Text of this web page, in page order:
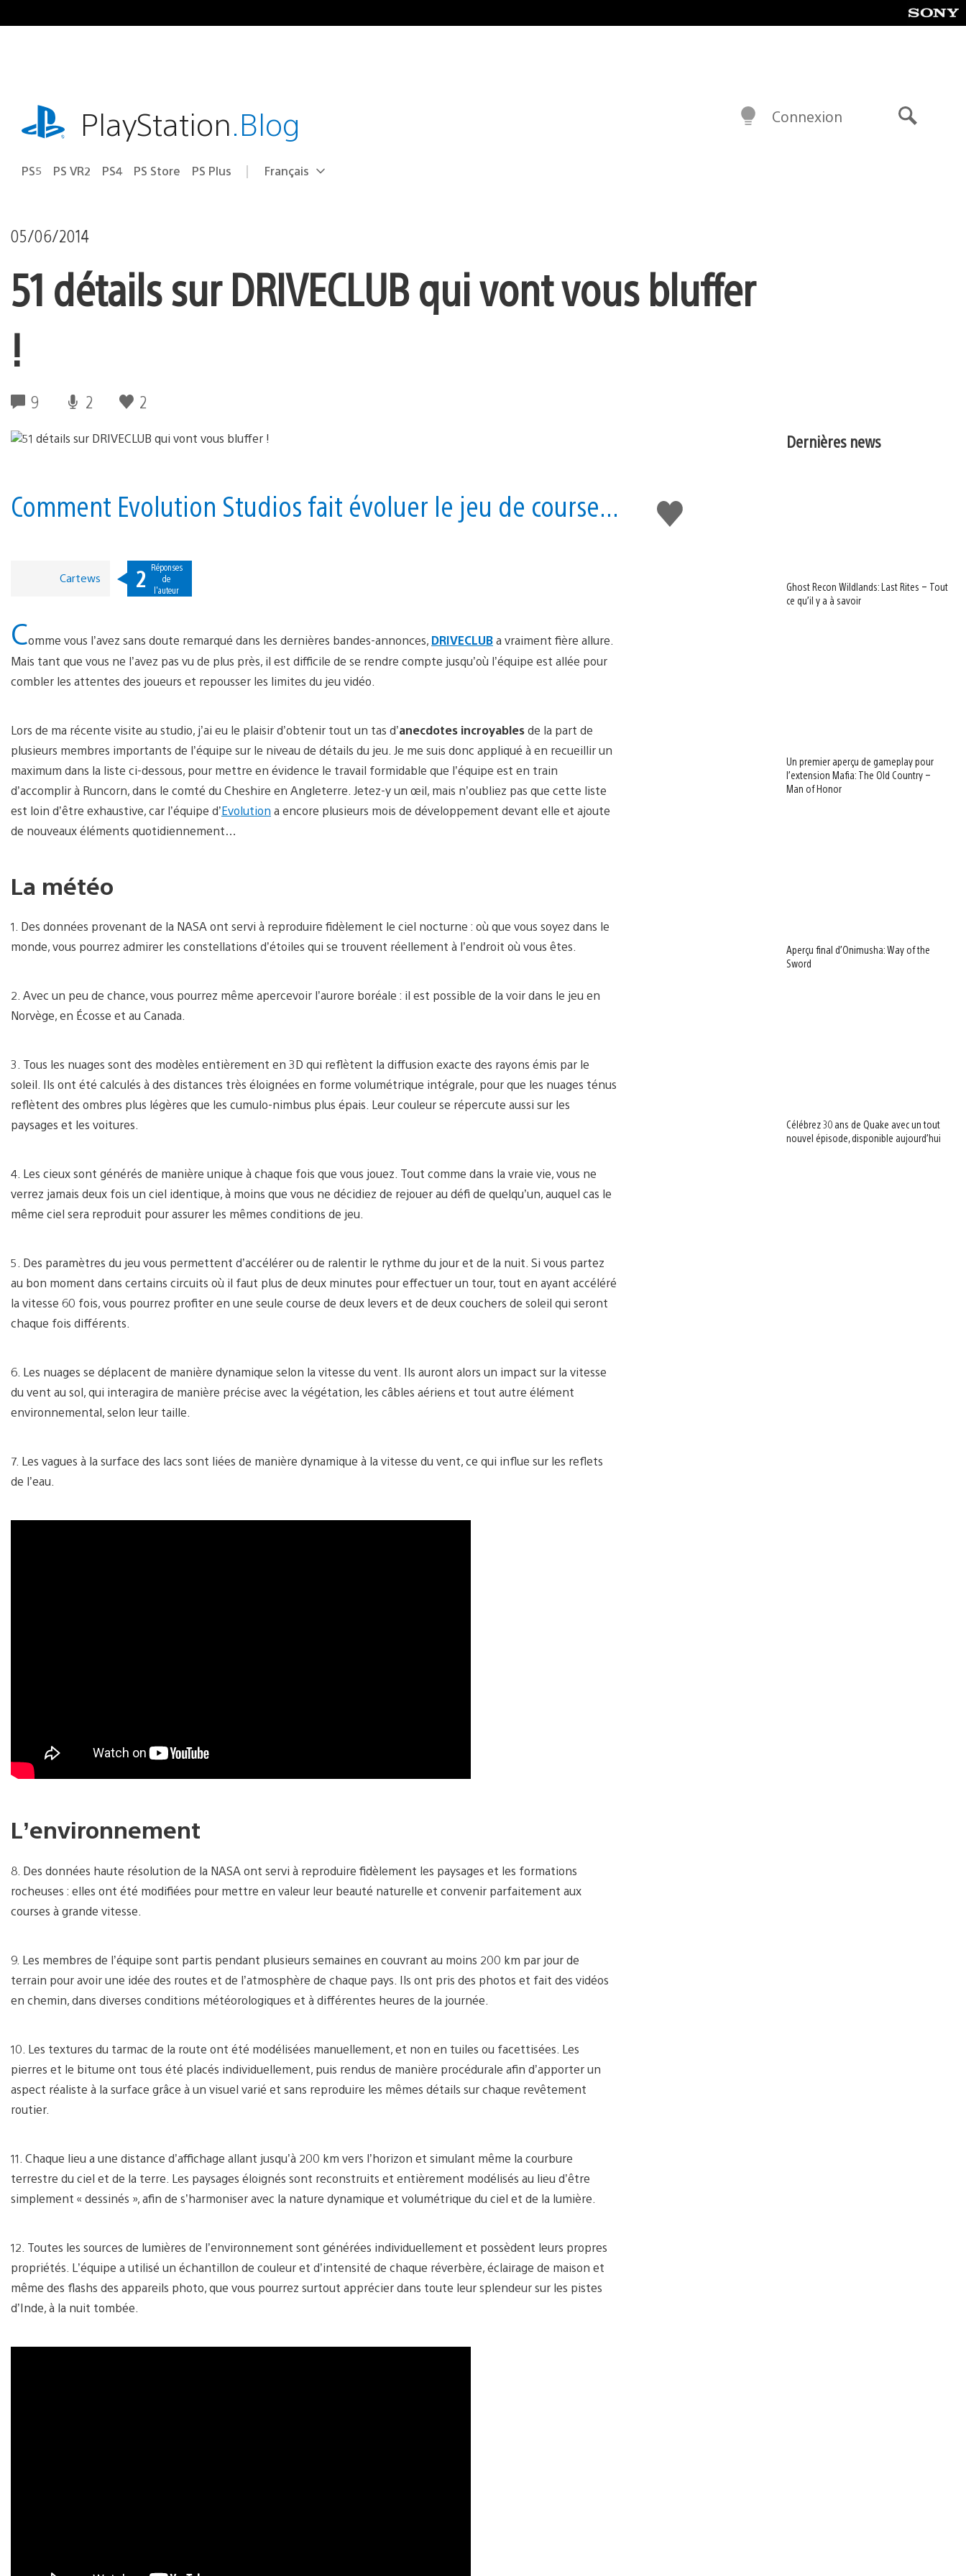
au
playstation.comPlayStation.Blog
PS5 PS VR2 PS4 PS Store PS Plus Choisir
Région
Français
Connexion
05/06/2014
51 détails sur DRIVECLUB qui vont vous bluffer
!
9 2 2
J'aime
Comment Evolution Studios fait évoluer le jeu de course...
Cartews 2 Réponses
de
l'auteur
Comme vous l’avez sans doute remarqué dans les dernières bandes-annonces, DRIVECLUBa vraiment fière allure.
Mais tant que vous ne l’avez pas vu de plus près, il est difficile de se rendre compte jusqu’où l’équipe est allée pour
combler les attentes des joueurs et repousser les limites du jeu vidéo.
Lors de ma récente visite au studio, j’ai eu le plaisir d’obtenir tout un tas d’anecdotes incroyablesde la part de
plusieurs membres importants de l’équipe sur le niveau de détails du jeu. Je me suis donc appliqué à en recueillir un
maximum dans la liste ci-dessous, pour mettre en évidence le travail formidable que l’équipe est en train
d’accomplir à Runcorn, dans le comté du Cheshire en Angleterre. Jetez-y un œil, mais n’oubliez pas que cette liste
est loin d’être exhaustive, car l’équipe d’Evolution a encore plusieurs mois de développement devant elle et ajoute
de nouveaux éléments quotidiennement…
La météo
1. Des données provenant de la NASA ont servi à reproduire fidèlement le ciel nocturne : où que vous soyez dans le
monde, vous pourrez admirer les constellations d’étoiles qui se trouvent réellement à l’endroit où vous êtes.
2. Avec un peu de chance, vous pourrez même apercevoir l’aurore boréale : il est possible de la voir dans le jeu en
Norvège, en Écosse et au Canada.
3. Tous les nuages sont des modèles entièrement en 3D qui reflètent la diffusion exacte des rayons émis par le
soleil. Ils ont été calculés à des distances très éloignées en forme volumétrique intégrale, pour que les nuages ténus
reflètent des ombres plus légères que les cumulo-nimbus plus épais. Leur couleur se répercute aussi sur les
paysages et les voitures.
4. Les cieux sont générés de manière unique à chaque fois que vous jouez. Tout comme dans la vraie vie, vous ne
verrez jamais deux fois un ciel identique, à moins que vous ne décidiez de rejouer au défi de quelqu’un, auquel cas le
même ciel sera reproduit pour assurer les mêmes conditions de jeu.
5. Des paramètres du jeu vous permettent d’accélérer ou de ralentir le rythme du jour et de la nuit. Si vous partez
au bon moment dans certains circuits où il faut plus de deux minutes pour effectuer un tour, tout en ayant accéléré
la vitesse 60 fois, vous pourrez profiter en une seule course de deux levers et de deux couchers de soleil qui seront
chaque fois différents.
6. Les nuages se déplacent de manière dynamique selon la vitesse du vent. Ils auront alors un impact sur la vitesse
du vent au sol, qui interagira de manière précise avec la végétation, les câbles aériens et tout autre élément
environnemental, selon leur taille.
7. Les vagues à la surface des lacs sont liées de manière dynamique à la vitesse du vent, ce qui influe sur les reflets
de l’eau.
L’environnement
8. Des données haute résolution de la NASA ont servi à reproduire fidèlement les paysages et les formations
rocheuses : elles ont été modifiées pour mettre en valeur leur beauté naturelle et convenir parfaitement aux
courses à grande vitesse.
9. Les membres de l’équipe sont partis pendant plusieurs semaines en couvrant au moins 200 km par jour de
terrain pour avoir une idée des routes et de l’atmosphère de chaque pays. Ils ont pris des photos et fait des vidéos
en chemin, dans diverses conditions météorologiques et à différentes heures de la journée.
10. Les textures du tarmac de la route ont été modélisées manuellement, et non en tuiles ou facettisées. Les
pierres et le bitume ont tous été placés individuellement, puis rendus de manière procédurale afin d’apporter un
aspect réaliste à la surface grâce à un visuel varié et sans reproduire les mêmes détails sur chaque revêtement
routier.
11. Chaque lieu a une distance d’affichage allant jusqu’à 200 km vers l’horizon et simulant même la courbure
terrestre du ciel et de la terre. Les paysages éloignés sont reconstruits et entièrement modélisés au lieu d’être
simplement « dessinés », afin de s’harmoniser avec la nature dynamique et volumétrique du ciel et de la lumière.
12. Toutes les sources de lumières de l’environnement sont générées individuellement et possèdent leurs propres
propriétés. L’équipe a utilisé un échantillon de couleur et d’intensité de chaque réverbère, éclairage de maison et
même des flashs des appareils photo, que vous pourrez surtout apprécier dans toute leur splendeur sur les pistes
d’Inde, à la nuit tombée.
Dernières news
Ghost Recon Wildlands: Last Rites – Tout
ce qu’il y a à savoir
Un premier aperçu de gameplay pour
l’extension Mafia: The Old Country –
Man of Honor
Aperçu final d’Onimusha: Way of the
Sword
Célébrez 30 ans de Quake avec un tout
nouvel épisode, disponible aujourd’hui